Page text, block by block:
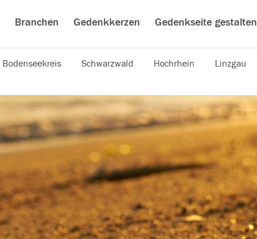
Branchen Gedenkkerzen Gedenkseite gestalten
Bodenseekreis Schwarzwald Hochrhein Linzgau